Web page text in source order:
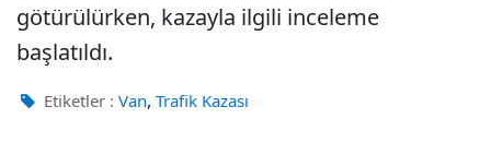
götürülürken, kazayla ilgili inceleme
başlatıldı.
Etiketler : Van, Trafik Kazası